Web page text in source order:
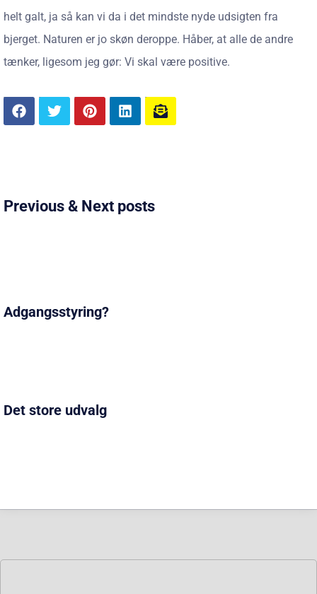
helt galt, ja så kan vi da i det mindste nyde udsigten fra
bjerget. Naturen er jo skøn deroppe. Håber, at alle de andre
tænker, ligesom jeg gør: Vi skal være positive.
Previous & Next posts
Adgangsstyring?
Det store udvalg